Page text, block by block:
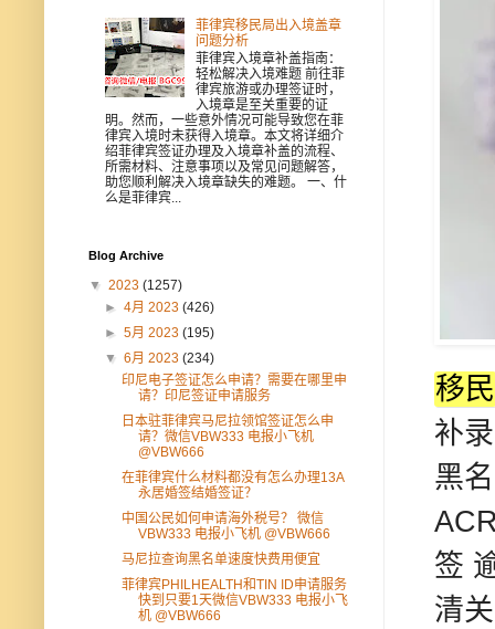
移民
补
黑
签
清
菲律宾移民局出入境盖章
问题分析
菲律宾入境章补盖指南：
轻松解决入境难题 前往菲
律宾旅游或办理签证时，
入境章是至关重要的证
明。然而，一些意外情况可能导致您在菲
律宾入境时未获得入境章。本文将详细介
绍菲律宾签证办理及入境章补盖的流程、
所需材料、注意事项以及常见问题解答，
助您顺利解决入境章缺失的难题。 一、什
么是菲律宾...
Blog Archive
▼ 2023 (1257)
►4月 2023(426)
►5月 2023(195)
▼6月 2023(234)
印尼电子签证怎么申请？需要在哪里申
请？印尼签证申请服务
日本驻菲律宾马尼拉领馆签证怎么申
请？微信VBW333 电报小飞机
@VBW666
在菲律宾什么材料都没有怎么办理13A
永居婚签结婚签证？
中国公民如何申请海外税号？ 微信
VBW333 电报小飞机 @VBW666
马尼拉查询黑名单速度快费用便宜
菲律宾PHILHEALTH和TIN ID申请服务
快到只要1天微信VBW333 电报小飞
机 @VBW666